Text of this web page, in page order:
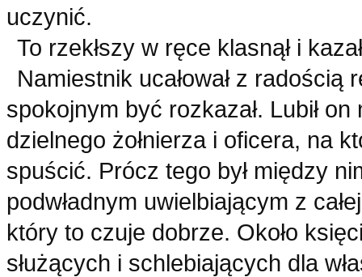
uczynić.
To rzekłszy w ręce klasnął i
Namiestnik ucałował z radością
spokojnym być rozkazał. Lubił
dzielnego żołnierza i oficera, na
spuścić. Prócz tego był między
podwładnym uwielbiającym z
który to czuje dobrze. Około
służących i schlebiających dla